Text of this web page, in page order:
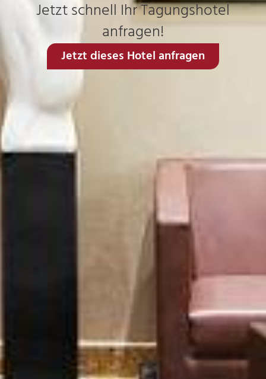
Jetzt schnell Ihr Tagungshotel
anfragen!
Jetzt dieses Hotel anfragen